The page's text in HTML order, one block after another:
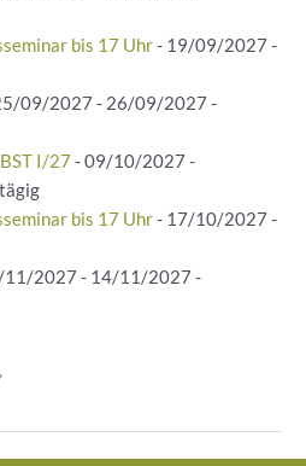
bis 17 Uhr- 19/09/2027 -
09/2027 - 26/09/2027 -
I/27- 09/10/2027 -
bis 17 Uhr- 17/10/2027 -
2027 - 14/11/2027 -